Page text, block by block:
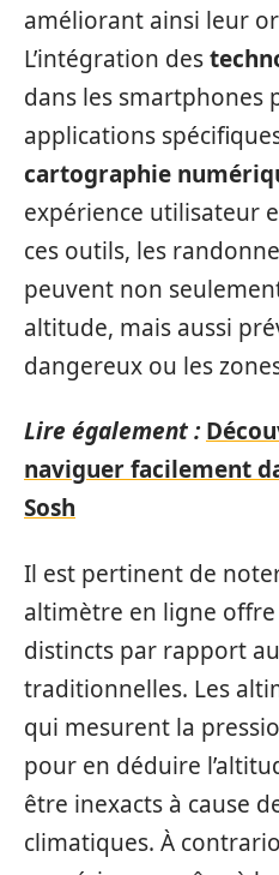
améliorant ainsi leur
L’intégration des
dans les smartphones
applications
cartographie
expérience utilisateur
ces outils, les
peuvent non
altitude, mais aussi
dangereux ou les
Lire également :
naviguer facilement
Sosh
Il est pertinent de
altimètre en ligne
distincts par rapport
traditionnelles. Les
qui mesurent la
pour en déduire
être inexacts à cause
climatiques. À